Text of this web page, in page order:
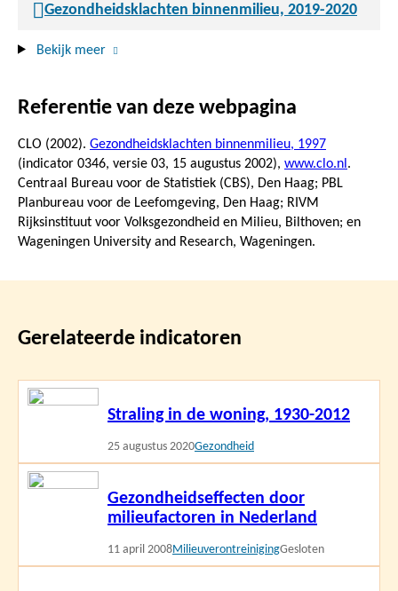
Gezondheidsklachten binnenmilieu, 2019-2020
Bekijk meer
Referentie van deze webpagina
CLO (2002). Gezondheidsklachten binnenmilieu, 1997
(indicator 0346, versie 03, 15 augustus 2002), www.clo.nl .
Centraal Bureau voor de Statistiek (CBS), Den Haag; PBL
Planbureau voor de Leefomgeving, Den Haag; RIVM
Rijksinstituut voor Volksgezondheid en Milieu, Bilthoven; en
Wageningen University and Research, Wageningen.
Gerelateerde indicatoren
Straling in de woning, 1930-2012
25 augustus 2020Gezondheid
Lees
Gezondheidseffecten door
milieufactoren in Nederland
11 april 2008MilieuverontreinigingGesloten
Lees